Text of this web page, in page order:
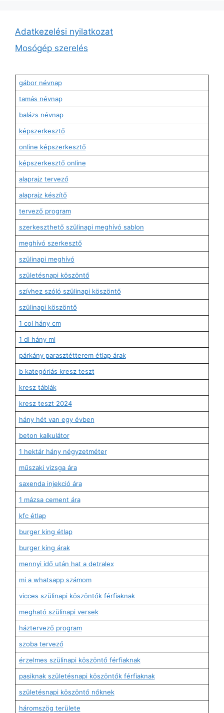
Adatkezelési nyilatkozat
Mosógép szerelés
gábor névnap
tamás névnap
balázs névnap
képszerkesztő
online képszerkesztő
képszerkesztő online
alaprajz tervező
alaprajz készítő
tervező program
szerkeszthető szülinapi meghívó sablon
meghívó szerkesztő
szülinapi meghívó
születésnapi köszöntő
szívhez szóló szülinapi köszöntő
szülinapi köszöntő
1 col hány cm
1 dl hány ml
párkány parasztétterem étlap árak
b kategóriás kresz teszt
kresz táblák
kresz teszt 2024
hány hét van egy évben
beton kalkulátor
1 hektár hány négyzetméter
műszaki vizsga ára
saxenda injekció ára
1 mázsa cement ára
kfc étlap
burger king étlap
burger king árak
mennyi idő után hat a detralex
mi a whatsapp számom
vicces szülinapi köszöntők férfiaknak
megható szülinapi versek
háztervező program
szoba tervező
érzelmes szülinapi köszöntő férfiaknak
pasiknak születésnapi köszöntők férfiaknak
születésnapi köszöntő nőknek
háromszög területe